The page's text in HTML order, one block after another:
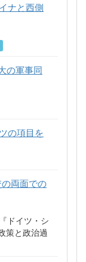
ナと西側
の軍事同
の項目を
両面での
ドイツ・シ
策と政治過